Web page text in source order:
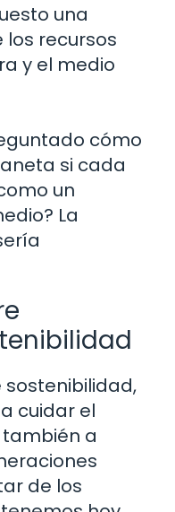
una
recursos
y el medio
cómo
si cada
un
La
cuidar el
a
de los